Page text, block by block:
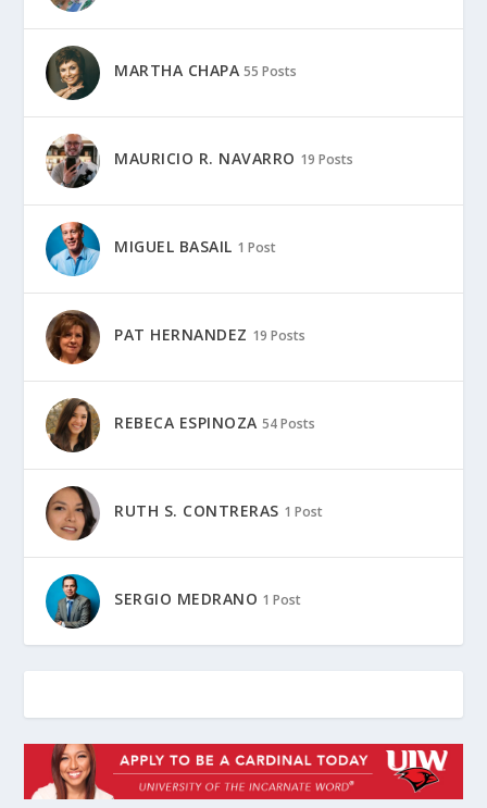
MARTHA CHAPA 55 Posts
MAURICIO R. NAVARRO 19 Posts
MIGUEL BASAIL 1 Post
PAT HERNANDEZ 19 Posts
REBECA ESPINOZA 54 Posts
RUTH S. CONTRERAS 1 Post
SERGIO MEDRANO 1 Post